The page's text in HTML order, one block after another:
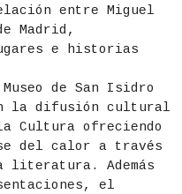
entre Miguel
Madrid,
e historias
de San Isidro
la difusión cultural
Cultura ofreciendo
del calor a través
Además
el